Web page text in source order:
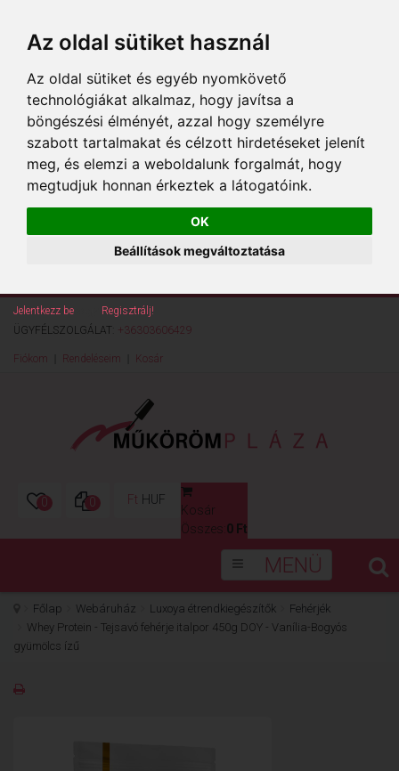
Az oldal sütiket használ
Az oldal sütiket és egyéb nyomkövető
technológiákat alkalmaz, hogy javítsa a
böngészési élményét, azzal hogy személyre
szabott tartalmakat és célzott hirdetéseket jelenít
meg, és elemzi a weboldalunk forgalmát, hogy
megtudjuk honnan érkeztek a látogatóink.
OK
Beállítások megváltoztatása
Jelentkezz be
Regisztrálj!
ÜGYFÉLSZOLGÁLAT: +36303606429
Fiókom Rendeléseim Kosár
0 0 Ft HUF
Kosár
Összes: 0 Ft
MENÜ
Főlap Webáruház Luxoya étrendkiegészítők
Fehérjék
Whey Protein - Tejsavó fehérje italpor 450g DOY - Vanília-Bogyós
gyümölcs ízű